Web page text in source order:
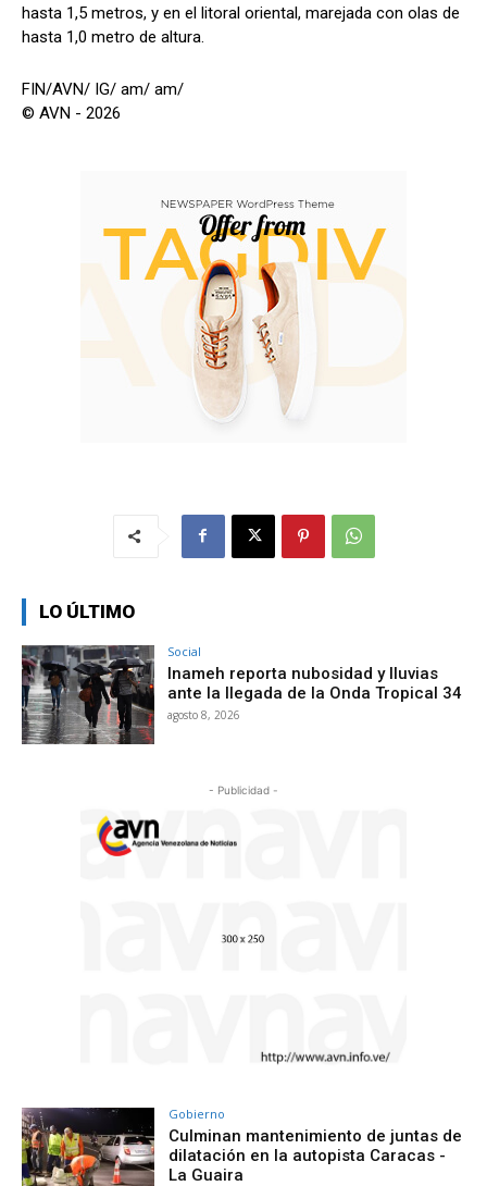
hasta 1,5 metros, y en el litoral oriental, marejada con olas de
hasta 1,0 metro de altura.
FIN/AVN/ IG/ am/ am/
© AVN - 2026
LO ÚLTIMO
Social
Inameh reporta nubosidad y lluvias
ante la llegada de la Onda Tropical 34
agosto 8, 2026
- Publicidad -
Gobierno
Culminan mantenimiento de juntas de
dilatación en la autopista Caracas -
La Guaira